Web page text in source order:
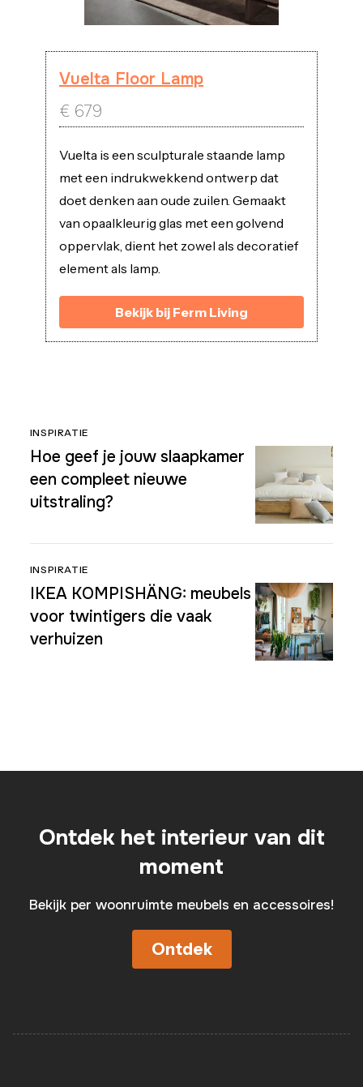
Vuelta Floor Lamp
€ 679
Vuelta is een sculpturale staande lamp
met een indrukwekkend ontwerp dat
doet denken aan oude zuilen. Gemaakt
van opaalkleurig glas met een golvend
oppervlak, dient het zowel als decoratief
element als lamp.
Bekijk bij Ferm Living
INSPIRATIE
Hoe geef je jouw slaapkamer
een compleet nieuwe
uitstraling?
INSPIRATIE
IKEA KOMPISHÄNG: meubels
voor twintigers die vaak
verhuizen
Ontdek het interieur van dit
moment
Bekijk per woonruimte meubels en accessoires!
Ontdek